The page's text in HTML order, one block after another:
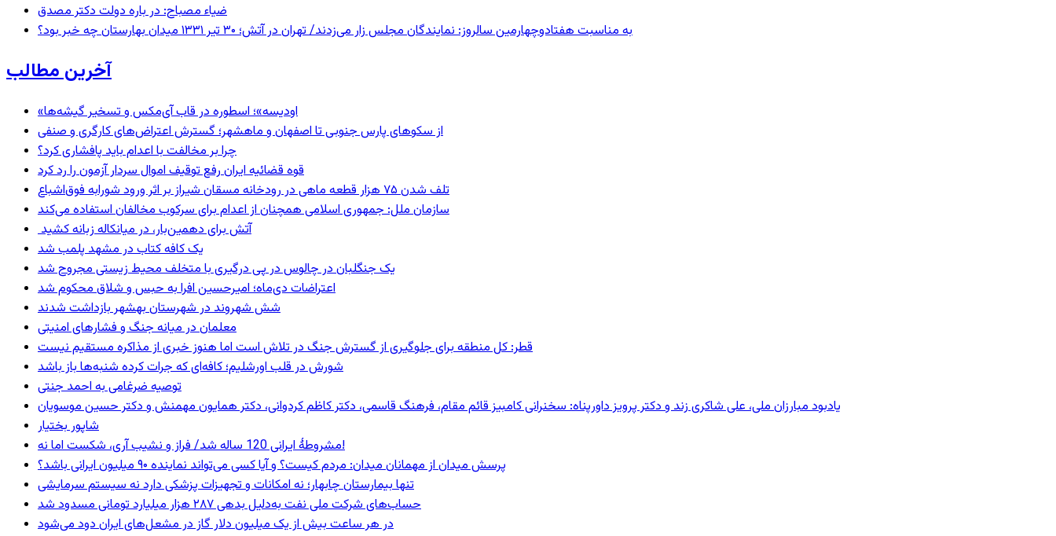
ضیاء مصباح: در باره دولت دکتر مصدق
به مناسبت هفتادوچهارمین سالروز: نمایندگان مجلس زار می‌زدند/ تهران در آتش؛ ۳۰ تیر ۱۳۳۱ میدان بهارستان چه خبر بود؟
آخرین مطالب
«اودیسه»؛ اسطوره در قاب آی‌مکس و تسخیر گیشه‌ها
از سکوهای پارس جنوبی تا اصفهان و ماهشهر؛ گسترش اعتراض‌های کارگری و صنفی
چرا بر مخالفت با اعدام باید پافشاری کرد؟
قوه قضائیه ایران رفع توقیف اموال سردار آزمون را رد کرد
تلف شدن ۷۵ هزار قطعه ماهی در رودخانه مسقان شیراز بر اثر ورود شورابه فوق‌اشباع
سازمان ملل: جمهوری اسلامی همچنان از اعدام برای سرکوب مخالفان استفاده می‌کند
آتش برای دهمین‌بار، در میانکاله زبانه کشید
یک کافه کتاب در مشهد پلمب شد
یک جنگلبان در چالوس در پی درگیری با متخلف محیط زیستی مجروح شد
اعتراضات دی‌ماه؛ امیرحسین افرا به حبس و شلاق محکوم شد
شش شهروند در شهرستان بهشهر بازداشت شدند
معلمان در میانه جنگ و فشارهای امنیتی
قطر: کل منطقه برای جلوگیری از گسترش جنگ در تلاش است اما هنوز خبری از مذاکره مستقیم نیست
شورش در قلب اورشلیم؛ کافه‌ای که جرات کرده شنبه‌ها باز باشد
توصیه ضرغامی به احمد جنتی
یادبود مبارزان ملی، علی شاکری زند و دکتر پرویز داورپناه: سخنرانی کامبیز قائم مقام، فرهنگ قاسمی، دکتر کاظم کردوانی، دکتر همایون مهمنش و دکتر حسین موسویان
شاپور بختیار
مشروطۀ ایرانی 120 ساله شد/ فراز و نشیب آری، شکست اما نه!
پرسش میدان از مهمانان میدان: مردم کیست؟ و آیا کسی می‌تواند نماینده ۹۰ میلیون ایرانی باشد؟
تنها بیمارستان چابهار؛ نه امکانات و تجهیزات پزشکی دارد نه سیستم سرمایشی
حساب‌های شرکت ملی نفت به‌دلیل بدهی ۲۸۷ هزار میلیارد تومانی مسدود شد
در هر ساعت بیش از یک میلیون دلار گاز در مشعل‌های ایران دود می‌شود